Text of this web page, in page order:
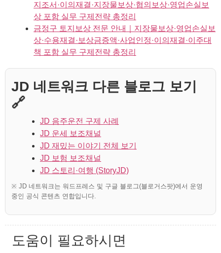
지조서·이의재결·지장물보상·협의보상·영업손실보
상 포함 실무 구제전략 총정리
금정구 토지보상 전문 안내｜지장물보상·영업손실보
상·수용재결·보상금증액·사업인정·이의재결·이주대
책 포함 실무 구제전략 총정리
JD 네트워크 다른 블로그 보기
🔗
JD 음주운전 구제 사례
JD 운세 보조채널
JD 재밌는 이야기 전체 보기
JD 보험 보조채널
JD 스토리·여행 (StoryJD)
※ JD 네트워크는 워드프레스 및 구글 블로그(블로거스팟)에서 운영
중인 공식 콘텐츠 연합입니다.
도움이 필요하시면